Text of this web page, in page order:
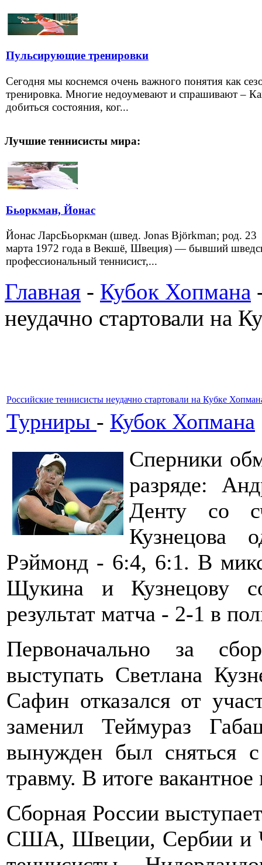
Пульсирующие тренировки
Сегодня мы коснемся очень важного понятия как
тренировка. Многие недоумевают и спрашивают –
добиться состояния, ког...
Лучшие теннисисты мира:
Бьоркман, Йонас
Йонас ЛарсБьоркман (швед. Jonas Björkman; род. 23
марта 1972 года в Векшё, Швеция) — бывший
профессиональный теннисист,...
Главная - Кубок Хопмана
неудачно стартовали на
Российские теннисисты неудачно стартовали на Кубке
Турниры - Кубок Хопмана
Сперники
разряде:
Денту со
Кузнецова
Рэймонд - 6:4, 6:1. В
Щукина и Кузнецову
результат матча - 2-1 в
Первоначально за
выступать Светлана
Сафин отказался от
заменил Теймураз
вынужден был сняться
травму. В итоге
Сборная России
США, Швеции, Сербии и